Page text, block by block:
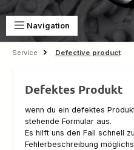
Navigation
Service Defective product
Defektes Produkt
wenn du ein defektes
stehende Formular aus.
Es hilft uns den Fall schnell
Fehlerbeschreibung